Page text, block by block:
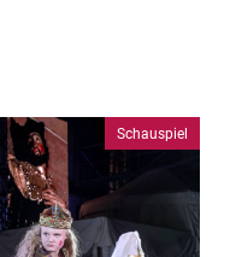
Schauspiel